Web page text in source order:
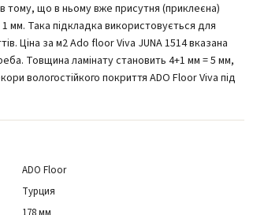
тому, що в ньому вже присутня (приклеєна)
мм. Така підкладка використовується для
Ціна за м2 Ado floor Viva JUNA 1514 вказана
Товщина ламінату становить 4+1 мм = 5 мм,
вологостійкого покриття ADO Floor Viva під
ADO Floor
Турция